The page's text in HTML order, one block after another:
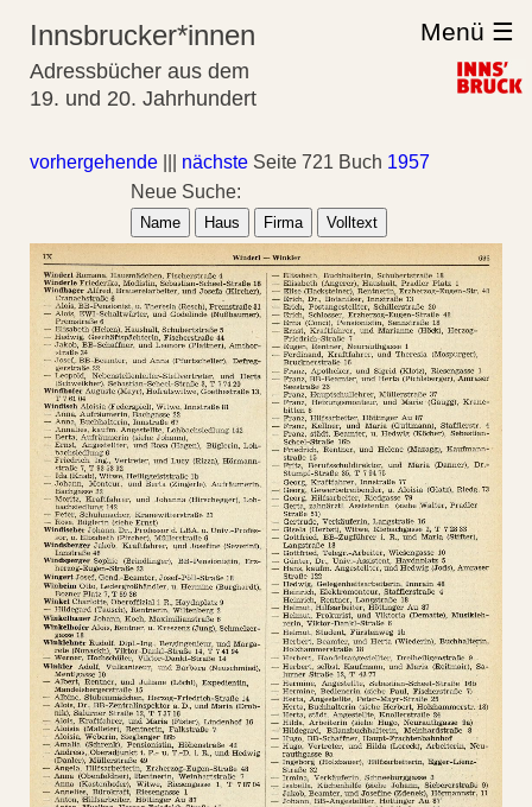
Innsbrucker*innen
Adressbücher aus dem
19. und 20. Jahrhundert
Menü ☰
vorhergehende nächste Seite 721 Buch 1957
Neue Suche:
Name Haus Firma Volltext